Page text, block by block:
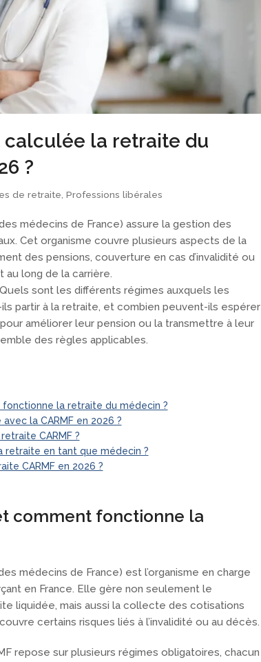
calculée la retraite du
?
de retraite, Professions libérales
médecins de France) assure la gestion des
Cet organisme couvre plusieurs aspects de la
des pensions, couverture en cas d’invalidité ou
long de la carrière.
sont les différents régimes auxquels les
partir à la retraite, et combien peuvent-ils espérer
améliorer leur pension ou la transmettre à leur
des règles applicables.
la retraite du médecin ?
la CARMF en 2026 ?
CARMF ?
retraite en tant que médecin ?
CARMF en 2026 ?
comment fonctionne la
médecins de France) est l’organisme en charge
en France. Elle gère non seulement le
liquidée, mais aussi la collecte des cotisations
certains risques liés à l’invalidité ou au décès.
repose sur plusieurs régimes obligatoires, chacun